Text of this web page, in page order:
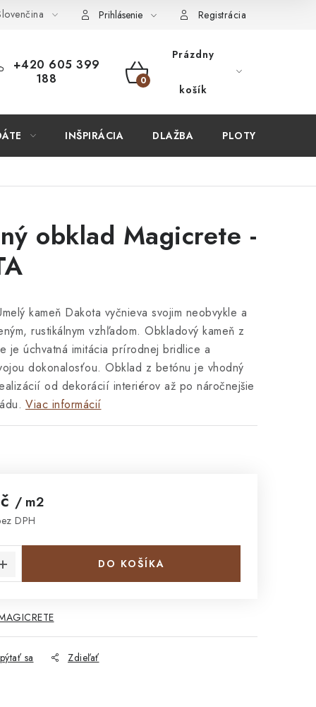
U NÁS? VIRTUÁLNA PREHLIADKA Obchodné
Prihlásenie Registrácia
+420 605 399
188
NÁKUPNÝ
Prázdny
košík
INŠPIRÁCIA DLAŽBA PLOTY
obklad Magicrete -
kameň Dakota vyčnieva svojim neobvykle a
rustikálnym vzhľadom. Obkladový kameň z
je úchvatná imitácia prírodnej bridlice a
dokonalosťou. Obklad z betónu je vhodný
od dekorácií interiérov až po náročnejšie
Viac informácií
/ m2
DPH
DO KOŠÍKA
sa Zdieľať